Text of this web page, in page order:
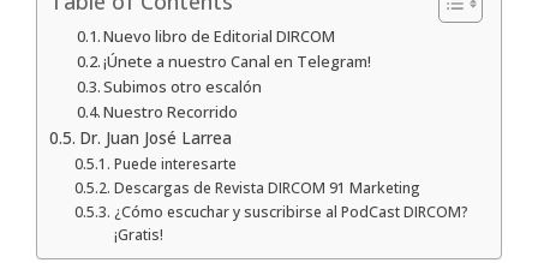
Nuevo libro de Editorial DIRCOM
¡Únete a nuestro Canal en Telegram!
Subimos otro escalón
Nuestro Recorrido
Dr. Juan José Larrea
Puede interesarte
Descargas de Revista DIRCOM 91 Marketing
¿Cómo escuchar y suscribirse al PodCast DIRCOM?
¡Gratis!